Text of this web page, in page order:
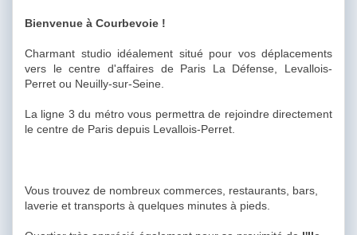
Bienvenue à Courbevoie !
Charmant studio idéalement situé pour vos déplacements
vers le centre d'affaires de Paris La Défense, Levallois-
Perret ou Neuilly-sur-Seine.
La ligne 3 du métro vous permettra de rejoindre directement
le centre de Paris depuis Levallois-Perret.
Vous trouvez de nombreux commerces, restaurants, bars,
laverie et transports à quelques minutes à pieds.